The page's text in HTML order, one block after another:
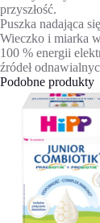
przyszłość.
Puszka nadająca
Wieczko i miarka
100 % energii
źródeł
Podobne produkty